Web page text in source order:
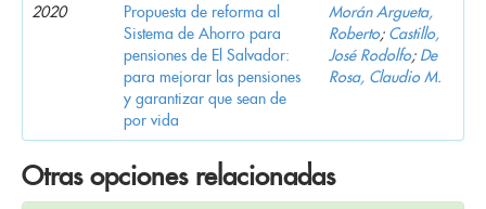
2020
Propuesta de reforma al
Sistema de Ahorro para
pensiones de El Salvador:
para mejorar las pensiones
y garantizar que sean de
por vida
Morán Argueta,
Roberto; Castillo,
José Rodolfo; De
Rosa, Claudio M.
Otras opciones relacionadas